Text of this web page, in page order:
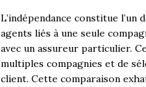
L’indépendance constitue
agents liés à une seule
avec un assureur particulier.
multiples compagnies et de
client. Cette comparaison